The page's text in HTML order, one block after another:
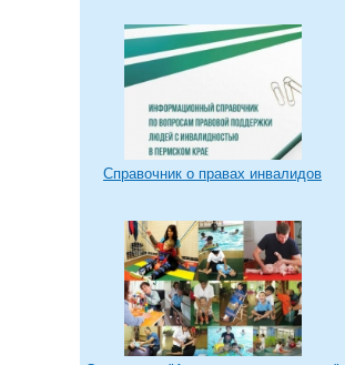
Справочник о правах инвалидов